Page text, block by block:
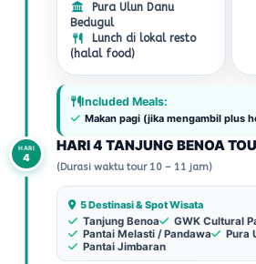
Pura Ulun Danu
Bedugul
Lunch di lokal resto
(halal food)
Included Meals:
Makan pagi (jika mengambil plus
HARI
4
HARI 4 TANJUNG BENOA
(Durasi waktu tour 10 – 11 jam)
5 Destinasi & Spot Wisata
Tanjung Benoa
GWK Cultural
Pantai Melasti / Pandawa
Pura
Pantai Jimbaran